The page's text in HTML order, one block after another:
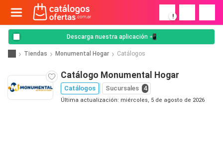
!
Descarga nuestra aplicación 📲
Tiendas Monumental Hogar Catálogos
Catálogo Monumental Hogar
Catálogos Sucursales 4
Última actualización: miércoles, 5 de agosto de 2026